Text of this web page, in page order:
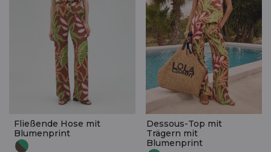
Fließende Hose mit
Blumenprint
Dessous-Top mit
Trägern mit
Blumenprint